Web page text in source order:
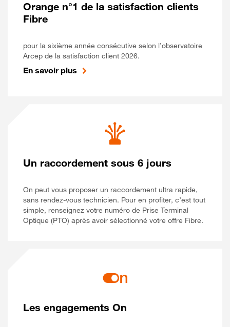
Orange n°1 de la satisfaction clients
Fibre
pour la sixième année consécutive selon l’observatoire
Arcep de la satisfaction client 2026.
En savoir plus
Un raccordement sous 6 jours
On peut vous proposer un raccordement ultra rapide,
sans rendez-vous technicien. Pour en profiter, c’est tout
simple, renseignez votre numéro de Prise Terminal
Optique (PTO) après avoir sélectionné votre offre Fibre.
Les engagements On